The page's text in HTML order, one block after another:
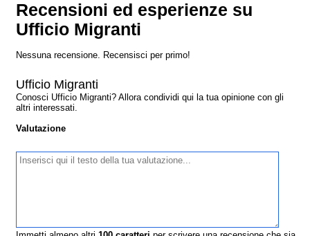
Recensioni ed esperienze su
Ufficio Migranti
Nessuna recensione. Recensisci per primo!
Ufficio Migranti
Conosci Ufficio Migranti? Allora condividi qui la tua opinione con gli
altri interessati.
Valutazione